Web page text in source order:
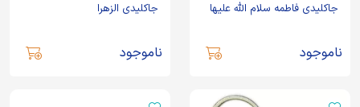
جاکلیدی فاطمه سلام الله علیها
ناموجود
جاکلیدی الزهرا
ناموجود